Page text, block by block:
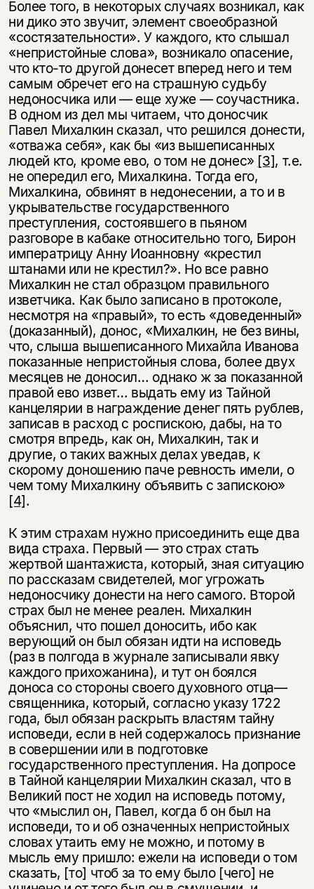
Более того, в некоторых случаях возникал, как
ни дико это звучит, элемент своеобразной
«состязательности». У каждого, кто слышал
«непристойные слова», возникало опасение,
что кто-то другой донесет вперед него и тем
самым обречет его на страшную судьбу
недоносчика или — еще хуже — соучастника.
В одном из дел мы читаем, что доносчик
Павел Михалкин сказал, что решился донести,
«отважа себя», как бы «из вышеписанных
людей кто, кроме ево, о том не донес» [3], т.е.
не опередил его, Михалкина. Тогда его,
Михалкина, обвинят в недонесении, а то и в
укрывательстве государственного
преступления, состоявшего в пьяном
разговоре в кабаке относительно того, Бирон
императрицу Анну Иоанновну «крестил
штанами или не крестил?». Но все равно
Михалкин не стал образцом правильного
изветчика. Как было записано в протоколе,
несмотря на «правый», то есть «доведенный»
(доказанный), донос, «Михалкин, не без вины,
что, слыша вышеписанного Михайла Иванова
показанные непристойныя слова, более двух
месяцев не доносил… однако ж за показанной
правой ево извет… выдать ему из Тайной
канцелярии в награждение денег пять рублев,
записав в расход с роспискою, дабы, на то
смотря впредь, как он, Михалкин, так и
другие, о таких важных делах уведав, к
скорому доношению паче ревность имели, о
чем тому Михалкину объявить с запискою»
[4].
К этим страхам нужно присоединить еще два
вида страха. Первый — это страх стать
жертвой шантажиста, который, зная ситуацию
по рассказам свидетелей, мог угрожать
недоносчику донести на него самого. Второй
страх был не менее реален. Михалкин
объяснил, что пошел доносить, ибо как
верующий он был обязан идти на исповедь
(раз в полгода в журнале записывали явку
каждого прихожанина), и тут он боялся
доноса со стороны своего духовного отца—
священника, который, согласно указу 1722
года, был обязан раскрыть властям тайну
исповеди, если в ней содержалось признание
в совершении или в подготовке
государственного преступления. На допросе
в Тайной канцелярии Михалкин сказал, что в
Великий пост не ходил на исповедь потому,
что «мыслил он, Павел, когда б он был на
исповеди, то и об означенных непристойных
словах утаить ему не можно, и потому в
мысль ему пришло: ежели на исповеди о том
сказать, [то] чтоб за то ему было [чего] не